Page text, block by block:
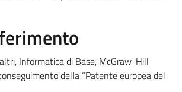
Informatica di Base, McGraw-Hill
della “Patente europea del